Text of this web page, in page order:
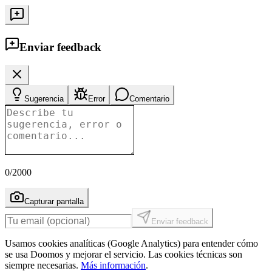
Enviar feedback
Sugerencia Error Comentario
0/2000
Capturar pantalla
Enviar feedback
Usamos cookies analíticas (Google Analytics) para entender cómo
se usa Doomos y mejorar el servicio. Las cookies técnicas son
siempre necesarias. Más información.